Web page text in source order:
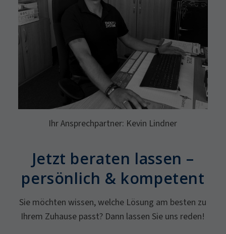
Jetzt beraten lassen –
persönlich & kompetent
Sie möchten wissen, welche Lösung am besten zu
Ihrem Zuhause passt? Dann lassen Sie uns reden!
Ihr Ansprechpartner: Kevin Lindner